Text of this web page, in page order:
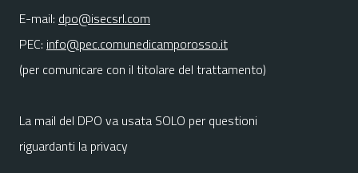
E-mail: dpo@isecsrl.com
PEC: info@pec.comunedicamporosso.it
(per comunicare con il titolare del trattamento)
La mail del DPO va usata SOLO per questioni
riguardanti la privacy